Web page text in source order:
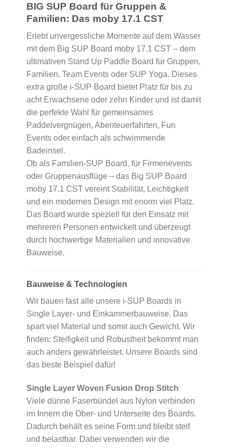
BIG SUP Board für Gruppen &
Familien: Das moby 17.1 CST
Erlebt unvergessliche Momente auf dem Wasser
mit dem Big SUP Board moby 17.1 CST – dem
ultimativen Stand Up Paddle Board für Gruppen,
Familien, Team Events oder SUP Yoga. Dieses
extra große i-SUP Board bietet Platz für bis zu
acht Erwachsene oder zehn Kinder und ist damit
die perfekte Wahl für gemeinsames
Paddelvergnügen, Abenteuerfahrten, Fun
Events oder einfach als schwimmende
Badeinsel.
Ob als Familien-SUP Board, für Firmenevents
oder Gruppenausflüge – das Big SUP Board
moby 17.1 CST vereint Stabilität, Leichtigkeit
und ein modernes Design mit enorm viel Platz.
Das Board wurde speziell für den Einsatz mit
mehreren Personen entwickelt und überzeugt
durch hochwertige Materialien und innovative
Bauweise.
Bauweise & Technologien
Wir bauen fast alle unsere i-SUP Boards in
Single Layer- und Einkammerbauweise. Das
spart viel Material und somit auch Gewicht. Wir
finden: Steifigkeit und Robustheit bekommt man
auch anders gewährleistet. Unsere Boards sind
das beste Beispiel dafür!
Single Layer Woven Fusion Drop Stitch
Viele dünne Faserbündel aus Nylon verbinden
im Innern die Ober- und Unterseite des Boards.
Dadurch behält es seine Form und bleibt steif
und belastbar. Dabei verwenden wir die